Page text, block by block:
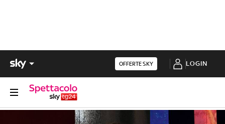
OFFERTE SKY LOGIN